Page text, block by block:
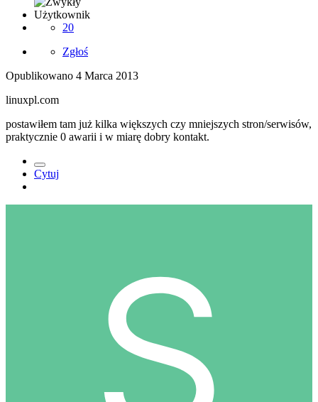
Użytkownik
20
Zgłoś
Opublikowano 4 Marca 2013
linuxpl.com
postawiłem tam już kilka większych czy mniejszych stron/serwisów,
praktycznie 0 awarii i w miarę dobry kontakt.
Cytuj